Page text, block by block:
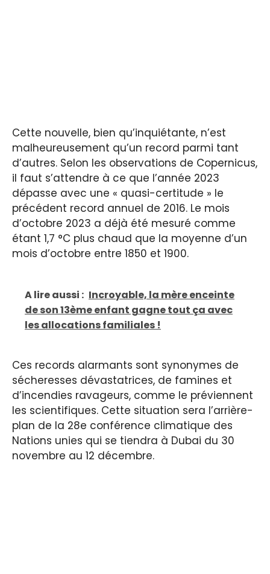
Cette nouvelle, bien qu’inquiétante, n’est
malheureusement qu’un record parmi tant
d’autres. Selon les observations de Copernicus,
il faut s’attendre à ce que l’année 2023
dépasse avec une « quasi-certitude » le
précédent record annuel de 2016. Le mois
d’octobre 2023 a déjà été mesuré comme
étant 1,7 °C plus chaud que la moyenne d’un
mois d’octobre entre 1850 et 1900.
A lire aussi : Incroyable, la mère enceinte
de son 13ème enfant gagne tout ça avec
les allocations familiales !
Ces records alarmants sont synonymes de
sécheresses dévastatrices, de famines et
d’incendies ravageurs, comme le préviennent
les scientifiques. Cette situation sera l’arrière-
plan de la 28e conférence climatique des
Nations unies qui se tiendra à Dubai du 30
novembre au 12 décembre.